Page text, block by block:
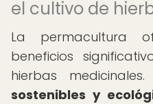
el cultivo de
La permacultura
beneficios
hierbas medicinales.
sostenibles y